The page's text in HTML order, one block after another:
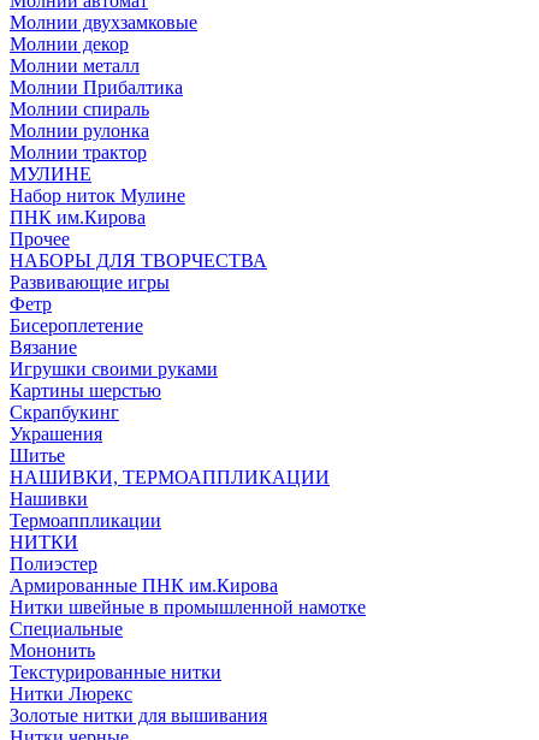
Молнии двухзамковые
Молнии декор
Молнии металл
Молнии Прибалтика
Молнии спираль
Молнии рулонка
Молнии трактор
МУЛИНЕ
Набор ниток Мулине
ПНК им.Кирова
Прочее
НАБОРЫ ДЛЯ ТВОРЧЕСТВА
Развивающие игры
Фетр
Бисероплетение
Вязание
Игрушки своими руками
Картины шерстью
Скрапбукинг
Украшения
Шитье
НАШИВКИ, ТЕРМОАППЛИКАЦИИ
Нашивки
Термоаппликации
НИТКИ
Полиэстер
Армированные ПНК им.Кирова
Нитки швейные в промышленной намотке
Специальные
Мононить
Текстурированные нитки
Нитки Люрекс
Золотые нитки для вышивания